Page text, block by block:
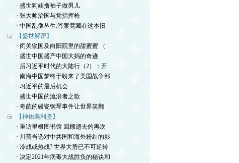
· 盛世狗娃撸袖子做男儿
· 张大帅治国与党指挥枪
· 中国乱像丛生:答案竟藏在这本旧
【盛世解密】
· 闭关锁国及向阳院里的甜蜜蜜 （
· 盛世中国盛产中国大妈的奇迹
· 后习近平时代的大陆行（2）：开
· 南海中国梦终于盼来了美国战争部
· 习近平的最后机会
· 盛世中国的流浪者之歌
· 奇葩的碰瓷钢琴事件让世界笑翻
【神佑美利坚】
· 重访里根图书馆 回顾逝去的再次
· 川普当选对中共国和海外粉红的影
· 冷战或热战? 世界大势已不可逆转
· 决定2021年病毒大战胜负的秘诀和